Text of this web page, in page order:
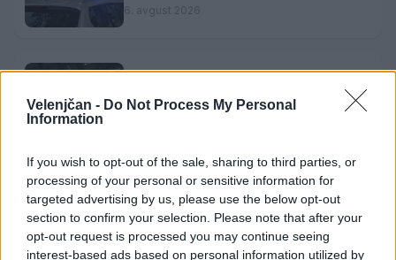
Velenjčan - Do Not Process My Personal
Information
If you wish to opt-out of the sale, sharing to third parties, or
processing of your personal or sensitive information for
targeted advertising by us, please use the below opt-out
section to confirm your selection. Please note that after your
opt-out request is processed you may continue seeing
interest-based ads based on personal information utilized by
predmetov
6. avgust 2026
ostala brez več kot 27.000 evrov
PP Velenje: Policijsko poročilo - 3. 8.
2026
3. avgust 2026